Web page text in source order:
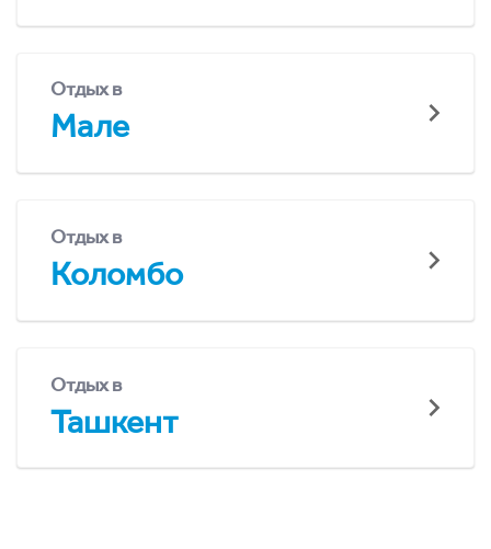
Отдых в
Мале
Отдых в
Коломбо
Отдых в
Ташкент